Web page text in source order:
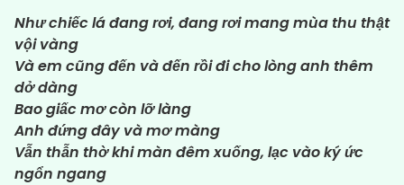
Như chiếc lá đang rơi, đang rơi mang mùa thu thật
vội vàng
Và em cũng đến và đến rồi đi cho lòng anh thêm
dở dàng
Bao giấc mơ còn lỡ làng
Anh đứng đây và mơ màng
Vẫn thẫn thờ khi màn đêm xuống, lạc vào ký ức
ngổn ngang